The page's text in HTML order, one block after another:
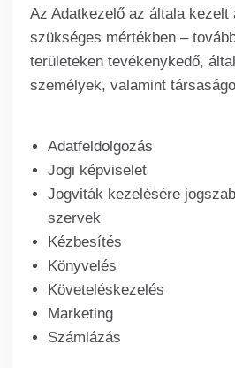
Az Adatkezelő az általa kezelt
szükséges mértékben –
területeken tevékenykedő,
személyek, valamint
Adatfeldolgozás
Jogi képviselet
Jogviták kezelésére
szervek
Kézbesítés
Könyvelés
Követeléskezelés
Marketing
Számlázás